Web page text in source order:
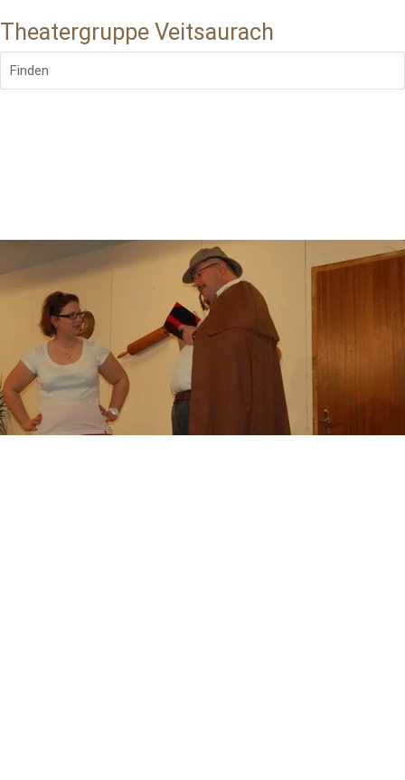
Theatergruppe Veitsaurach
Finden